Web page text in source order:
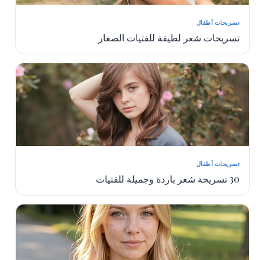
تسريحات أطفال
تسريحات شعر لطيفة للفتيات الصغار
تسريحات أطفال
30 تسريحة شعر باردة وجميلة للفتيات